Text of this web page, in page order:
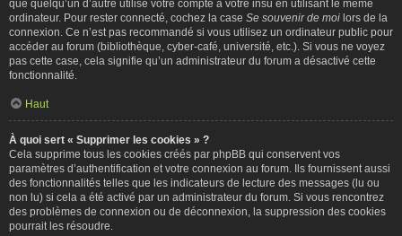
que quelqu’un d’autre utilise votre compte à votre insu en utilisant le même
ordinateur. Pour rester connecté, cochez la case Se souvenir de moi lors de la
connexion. Ce n’est pas recommandé si vous utilisez un ordinateur public pour
accéder au forum (bibliothèque, cyber-café, université, etc.). Si vous ne voyez
pas cette case, cela signifie qu’un administrateur du forum a désactivé cette
fonctionnalité.
Haut
À quoi sert « Supprimer les cookies » ?
Cela supprime tous les cookies créés par phpBB qui conservent vos
paramètres d’authentification et votre connexion au forum. Ils fournissent aussi
des fonctionnalités telles que les indicateurs de lecture des messages (lu ou
non lu) si cela a été activé par un administrateur du forum. Si vous rencontrez
des problèmes de connexion ou de déconnexion, la suppression des cookies
pourrait les résoudre.